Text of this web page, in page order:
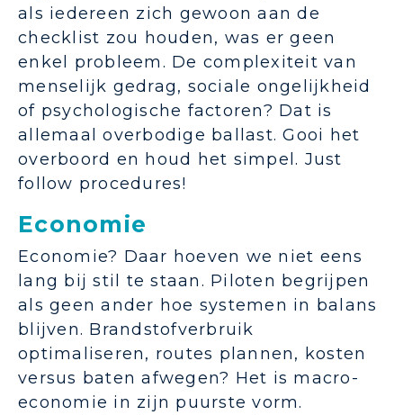
als iedereen zich gewoon aan de
checklist zou houden, was er geen
enkel probleem. De complexiteit van
menselijk gedrag, sociale ongelijkheid
of psychologische factoren? Dat is
allemaal overbodige ballast. Gooi het
overboord en houd het simpel. Just
follow procedures!
Economie
Economie? Daar hoeven we niet eens
lang bij stil te staan. Piloten begrijpen
als geen ander hoe systemen in balans
blijven. Brandstofverbruik
optimaliseren, routes plannen, kosten
versus baten afwegen? Het is macro-
economie in zijn puurste vorm.